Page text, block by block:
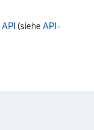
API (sieheAPI-